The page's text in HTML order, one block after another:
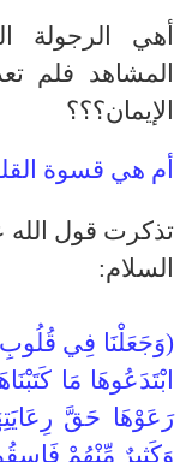
أهي الرجولة
المشاهد فلم
الإيمان؟؟؟
أم هي قسوة
تذكرت قول
السلام:
(وَجَعَلْنَا فِي قُلُوبِ
ابْتَدَعُوهَا مَا
رَعَوْهَا حَقَّ
وَكَثِيرٌ مِّنْهُمْ